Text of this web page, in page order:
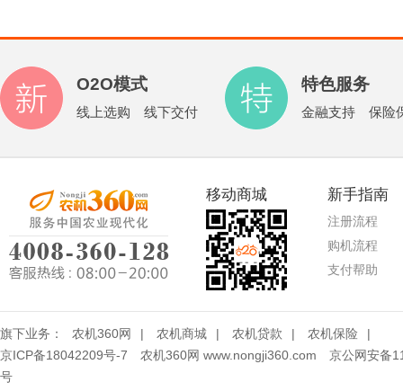
O2O模式
线上选购 线下交付
特色服务
金融支持 保险
移动商城 新手指南
注册流程
购机流程
支付帮助
旗下业务： 农机360网 | 农机商城 | 农机贷款 | 农机保险
|
京ICP备18042209号-7 农机360网 www.nongji360.com 京公网安备
号